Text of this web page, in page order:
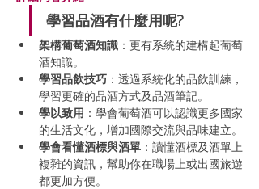
學習品酒有什麼用呢?
架構葡萄酒知識 ：更有系統的建構起葡萄
酒知識。
學習品飲技巧 ：透過系統化的品飲訓練，
學習更確的品酒方式及品酒筆記。
學以致用 ：學會葡萄酒可以認識更多國家
的生活文化，增加國際交流與品味建立。
學會看懂酒標與酒單 ：讀懂酒標及酒單上
複雜的資訊，幫助你在職場上或出國旅遊
都更加方便。